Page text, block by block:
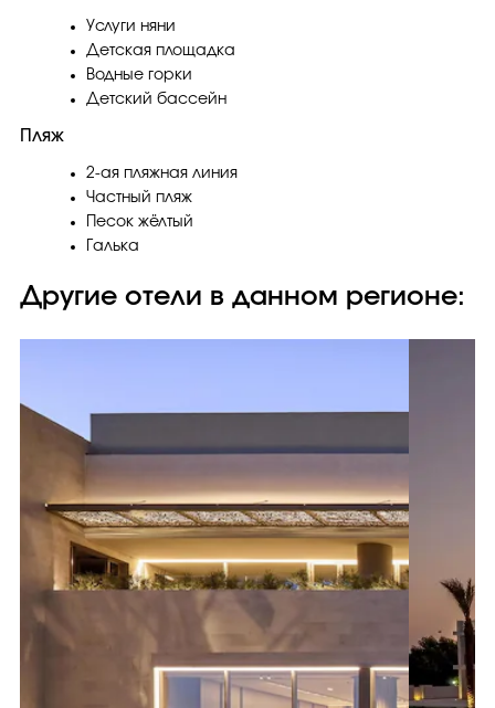
Услуги няни
Детская площадка
Водные горки
Детский бассейн
Пляж
2-ая пляжная линия
Частный пляж
Песок жёлтый
Галька
Другие отели в данном регионе: